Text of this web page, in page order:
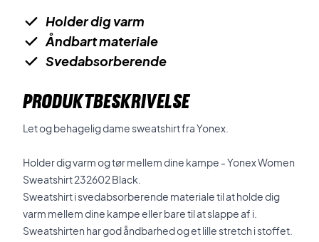
Holder dig varm
Åndbart materiale
Svedabsorberende
PRODUKTBESKRIVELSE
Let og behagelig dame sweatshirt fra Yonex.
Holder dig varm og tør mellem dine kampe - Yonex Women
Sweatshirt 232602 Black.
Sweatshirt i svedabsorberende materiale til at holde dig
varm mellem dine kampe eller bare til at slappe af i.
Sweatshirten har god åndbarhed og et lille stretch i stoffet.